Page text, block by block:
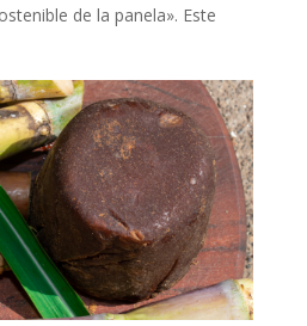
de la panela». Este